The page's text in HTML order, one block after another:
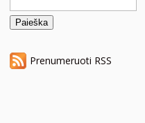
Prenumeruoti RSS